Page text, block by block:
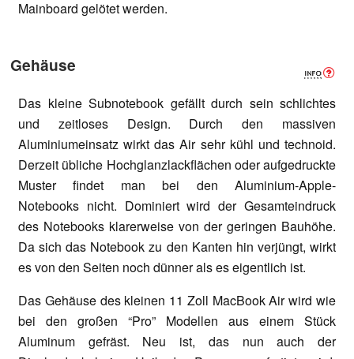
Mainboard gelötet werden.
Gehäuse
Das kleine Subnotebook gefällt durch sein schlichtes
und zeitloses Design. Durch den massiven
Aluminiumeinsatz wirkt das Air sehr kühl und technoid.
Derzeit übliche Hochglanzlackflächen oder aufgedruckte
Muster findet man bei den Aluminium-Apple-
Notebooks nicht. Dominiert wird der Gesamteindruck
des Notebooks klarerweise von der geringen Bauhöhe.
Da sich das Notebook zu den Kanten hin verjüngt, wirkt
es von den Seiten noch dünner als es eigentlich ist.
Das Gehäuse des kleinen 11 Zoll MacBook Air wird wie
bei den großen “Pro” Modellen aus einem Stück
Aluminum gefräst. Neu ist, das nun auch der